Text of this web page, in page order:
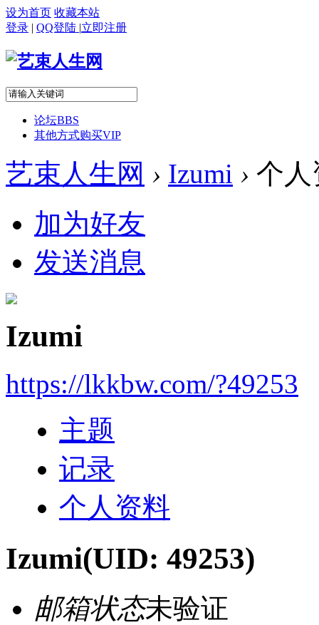
设为首页 收藏本站
登录 | QQ登陆 |立即注册
论坛BBS
其他方式购买VIP
艺束人生网 › Izumi › 个人
加为好友
发送消息
Izumi
https://lkkbw.com/?49253
主题
记录
个人资料
Izumi(UID: 49253)
邮箱状态未验证